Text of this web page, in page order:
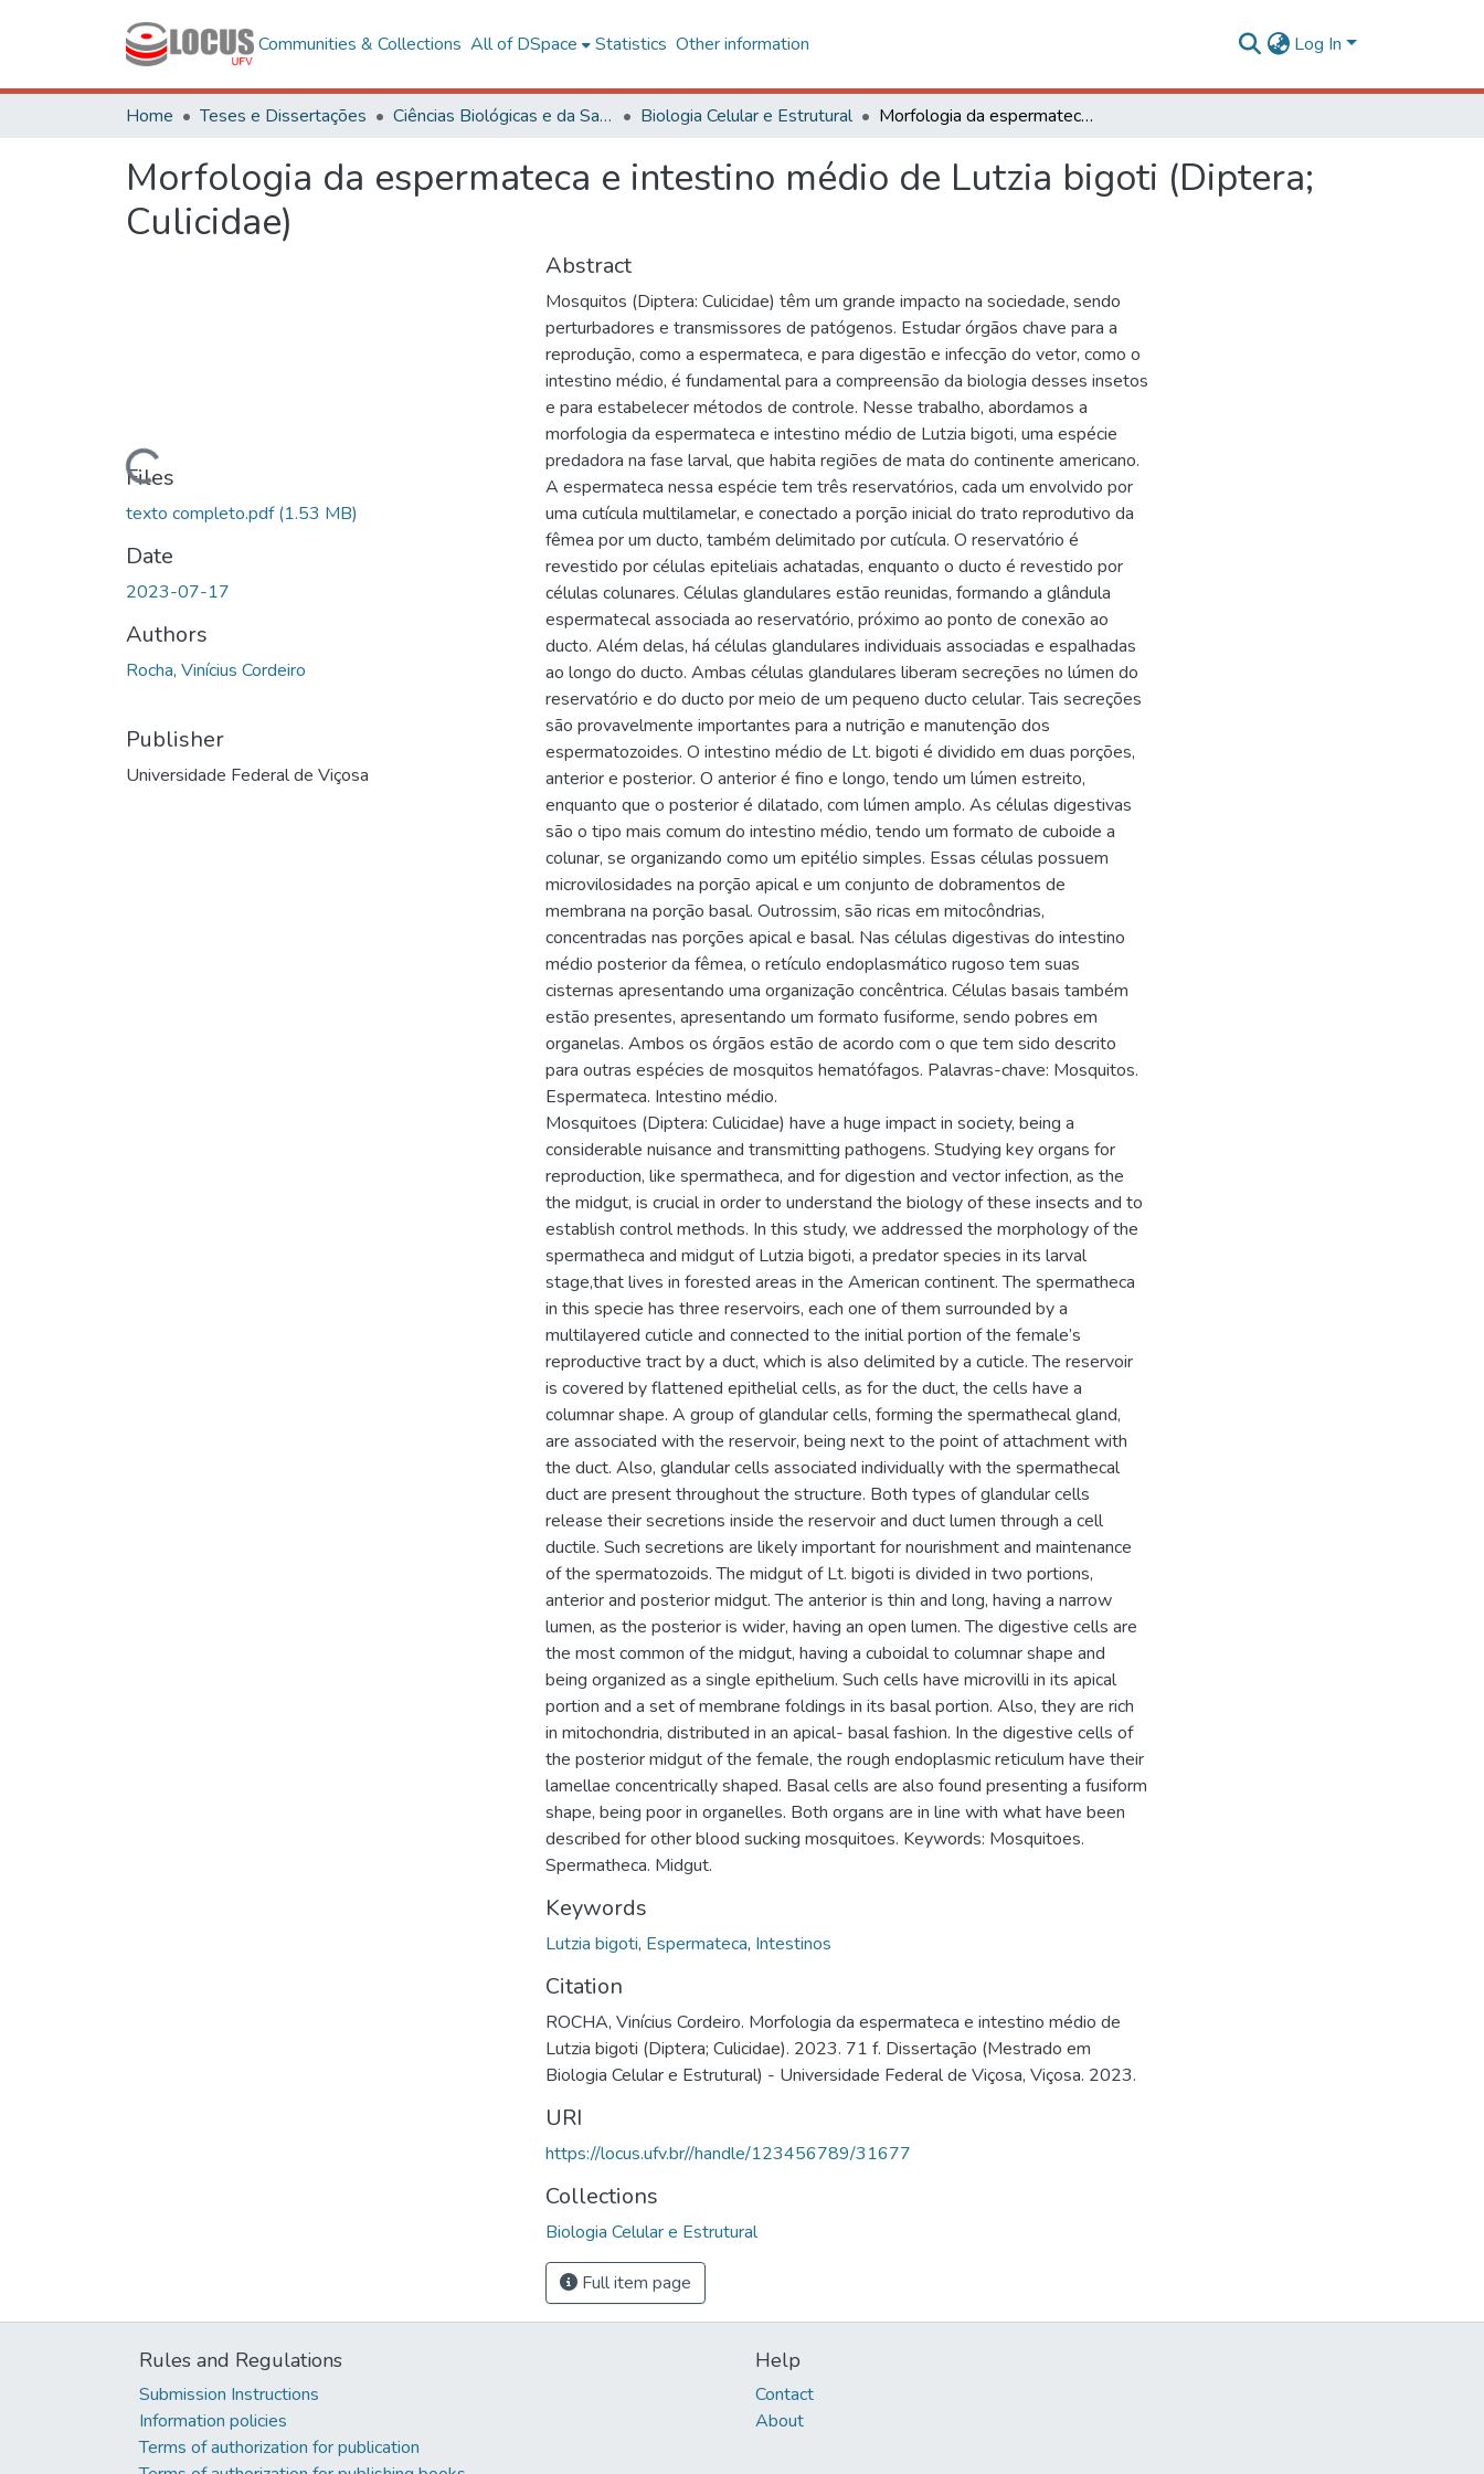
Communities & Collections All of DSpace Statistics Other information Log In
Home Teses e Dissertações Ciências Biológicas e da Saúde Biologia Celular e Estrutural Morfologia da espermateca e intestino médio de Lutzia bigoti (Diptera; Culicidae)
Morfologia da espermateca e intestino médio de Lutzia bigoti (Diptera;
Culicidae)
Loading...
Files
texto completo.pdf(1.53 MB)
Date
2023-07-17
Authors
Rocha, Vinícius Cordeiro
Publisher
Universidade Federal de Viçosa
Abstract
Mosquitos (Diptera: Culicidae) têm um grande impacto na sociedade, sendo
perturbadores e transmissores de patógenos. Estudar órgãos chave para a
reprodução, como a espermateca, e para digestão e infecção do vetor, como o
intestino médio, é fundamental para a compreensão da biologia desses insetos
e para estabelecer métodos de controle. Nesse trabalho, abordamos a
morfologia da espermateca e intestino médio de Lutzia bigoti, uma espécie
predadora na fase larval, que habita regiões de mata do continente americano.
A espermateca nessa espécie tem três reservatórios, cada um envolvido por
uma cutícula multilamelar, e conectado a porção inicial do trato reprodutivo da
fêmea por um ducto, também delimitado por cutícula. O reservatório é
revestido por células epiteliais achatadas, enquanto o ducto é revestido por
células colunares. Células glandulares estão reunidas, formando a glândula
espermatecal associada ao reservatório, próximo ao ponto de conexão ao
ducto. Além delas, há células glandulares individuais associadas e espalhadas
ao longo do ducto. Ambas células glandulares liberam secreções no lúmen do
reservatório e do ducto por meio de um pequeno ducto celular. Tais secreções
são provavelmente importantes para a nutrição e manutenção dos
espermatozoides. O intestino médio de Lt. bigoti é dividido em duas porções,
anterior e posterior. O anterior é fino e longo, tendo um lúmen estreito,
enquanto que o posterior é dilatado, com lúmen amplo. As células digestivas
são o tipo mais comum do intestino médio, tendo um formato de cuboide a
colunar, se organizando como um epitélio simples. Essas células possuem
microvilosidades na porção apical e um conjunto de dobramentos de
membrana na porção basal. Outrossim, são ricas em mitocôndrias,
concentradas nas porções apical e basal. Nas células digestivas do intestino
médio posterior da fêmea, o retículo endoplasmático rugoso tem suas
cisternas apresentando uma organização concêntrica. Células basais também
estão presentes, apresentando um formato fusiforme, sendo pobres em
organelas. Ambos os órgãos estão de acordo com o que tem sido descrito
para outras espécies de mosquitos hematófagos. Palavras-chave: Mosquitos.
Espermateca. Intestino médio.
Mosquitoes (Diptera: Culicidae) have a huge impact in society, being a
considerable nuisance and transmitting pathogens. Studying key organs for
reproduction, like spermatheca, and for digestion and vector infection, as the
the midgut, is crucial in order to understand the biology of these insects and to
establish control methods. In this study, we addressed the morphology of the
spermatheca and midgut of Lutzia bigoti, a predator species in its larval
stage,that lives in forested areas in the American continent. The spermatheca
in this specie has three reservoirs, each one of them surrounded by a
multilayered cuticle and connected to the initial portion of the female’s
reproductive tract by a duct, which is also delimited by a cuticle. The reservoir
is covered by flattened epithelial cells, as for the duct, the cells have a
columnar shape. A group of glandular cells, forming the spermathecal gland,
are associated with the reservoir, being next to the point of attachment with
the duct. Also, glandular cells associated individually with the spermathecal
duct are present throughout the structure. Both types of glandular cells
release their secretions inside the reservoir and duct lumen through a cell
ductile. Such secretions are likely important for nourishment and maintenance
of the spermatozoids. The midgut of Lt. bigoti is divided in two portions,
anterior and posterior midgut. The anterior is thin and long, having a narrow
lumen, as the posterior is wider, having an open lumen. The digestive cells are
the most common of the midgut, having a cuboidal to columnar shape and
being organized as a single epithelium. Such cells have microvilli in its apical
portion and a set of membrane foldings in its basal portion. Also, they are rich
in mitochondria, distributed in an apical- basal fashion. In the digestive cells of
the posterior midgut of the female, the rough endoplasmic reticulum have their
lamellae concentrically shaped. Basal cells are also found presenting a fusiform
shape, being poor in organelles. Both organs are in line with what have been
described for other blood sucking mosquitoes. Keywords: Mosquitoes.
Spermatheca. Midgut.
Keywords
Lutzia bigoti, Espermateca, Intestinos
Citation
ROCHA, Vinícius Cordeiro. Morfologia da espermateca e intestino médio de
Lutzia bigoti (Diptera; Culicidae). 2023. 71 f. Dissertação (Mestrado em
Biologia Celular e Estrutural) - Universidade Federal de Viçosa, Viçosa. 2023.
URI
https://locus.ufv.br//handle/123456789/31677
Collections
Biologia Celular e Estrutural
Full item page
Rules and Regulations
Submission Instructions
Information policies
Terms of authorization for publication
Help
Contact
About